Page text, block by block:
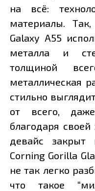
на всё:
материалы.
Galaxy A55
металла и
толщиной
металлическая
стильно
от всего,
благодаря
девайс закрыт
Corning Gorilla
не так легко
что такое